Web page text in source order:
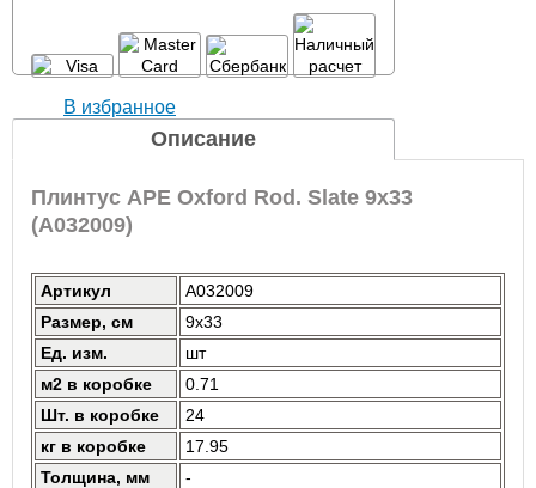
В избранное
Описание
Плинтус APE Oxford Rod. Slate 9x33
(A032009)
Артикул
A032009
Размер, см
9x33
Ед. изм.
шт
м2 в коробке
0.71
Шт. в коробке
24
кг в коробке
17.95
Толщина, мм
-